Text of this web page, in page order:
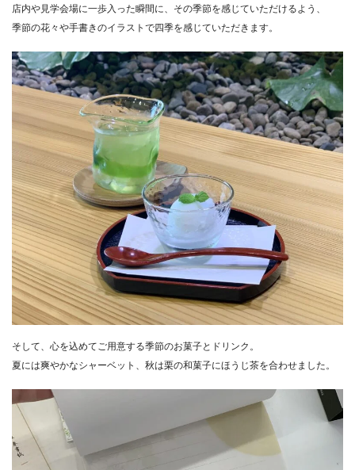
店内や見学会場に一歩入った瞬間に、その季節を感じていただけるよう、
季節の花々や手書きのイラストで四季を感じていただきます。
そして、心を込めてご用意する季節のお菓子とドリンク。
夏には爽やかなシャーベット、秋は栗の和菓子にほうじ茶を合わせました。